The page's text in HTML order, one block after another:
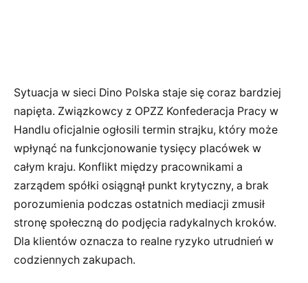
Sytuacja w sieci Dino Polska staje się coraz bardziej
napięta. Związkowcy z OPZZ Konfederacja Pracy w
Handlu oficjalnie ogłosili termin strajku, który może
wpłynąć na funkcjonowanie tysięcy placówek w
całym kraju. Konflikt między pracownikami a
zarządem spółki osiągnął punkt krytyczny, a brak
porozumienia podczas ostatnich mediacji zmusił
stronę społeczną do podjęcia radykalnych kroków.
Dla klientów oznacza to realne ryzyko utrudnień w
codziennych zakupach.